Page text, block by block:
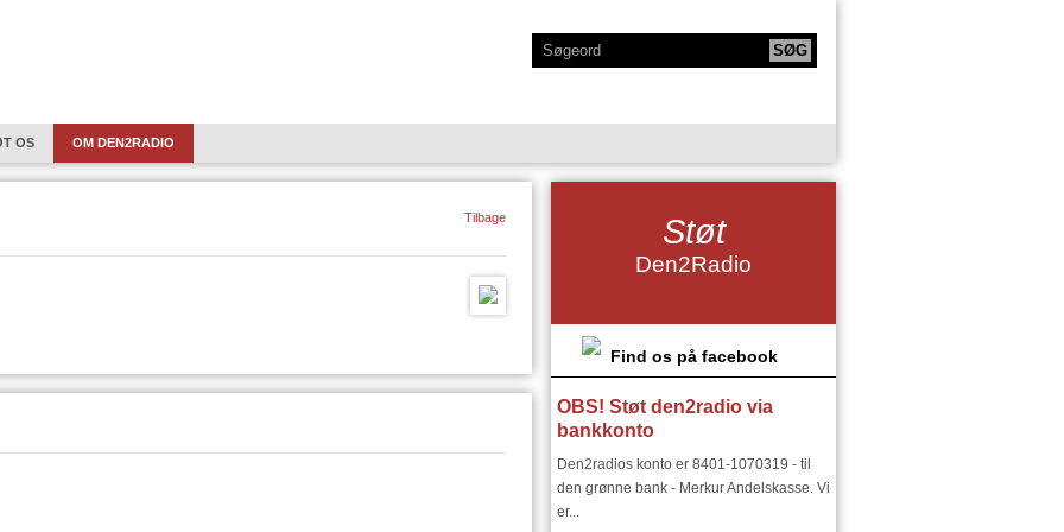
OS OM DEN2RADIO
I DANSK OG EUROPÆISK PERSPEKTIV. HÅNDVÆRK REFLEKTIONER NY SERIE - BODYTALK
PHARAOS KLASSIKERE NY SERIE OM HAFNIA
SPOR - SANGE GENNEM 40 ÅR SØNDAGSFORTÆLLING OPERA SERIE KLANGKAMMERET
OBS! STØT DEN2RADIO VIA BANKKONTO
SERIE OM " PSYKISK ARBEJDSMILJØ"
PHARAOS KLASSIKERE: MYTER AF JOHANNES V. JENSEN
TO NYE SERIER: DEN2RADIO - SNART 18 ÅR
EN PODCASTSERIE AF JOURNALIST HELLE SCHØLER KJÆR KOMPONISTER I ØSTEUROPA I 1900 TALLET
Tilbage Støt
Den2Radio
Find os på facebook
OBS! Støt den2radio via
bankkonto
Den2radios konto er 8401-1070319 - til
den grønne bank - Merkur Andelskasse. Vi
er...